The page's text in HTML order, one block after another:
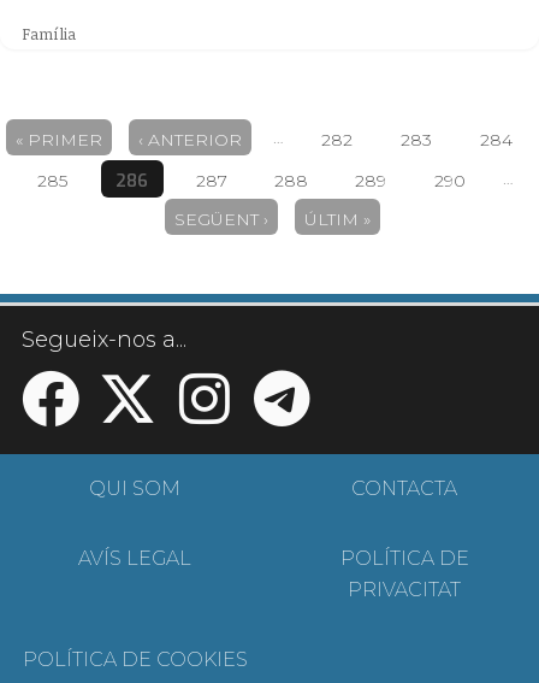
Família
Pàgines
« PRIMER ‹ ANTERIOR … 282 283
284
285
286 287 288 289 290
…
SEGÜENT ›
ÚLTIM »
Segueix-nos a...
QUI SOM CONTACTA
AVÍS LEGAL
POLÍTICA DE
PRIVACITAT
POLÍTICA DE COOKIES